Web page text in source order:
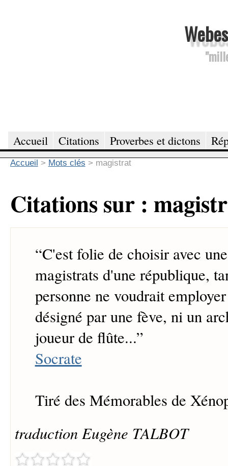
Accueil Citations Proverbes et dictons
Accueil > Mots clés > magistrat
Citations sur :
“C'est folie de choisir avec
magistrats d'une république,
personne ne voudrait
désigné par une fève, ni un
joueur de flûte...”
Socrate
Tiré des Mémorables de
traduction Eugène TALBOT